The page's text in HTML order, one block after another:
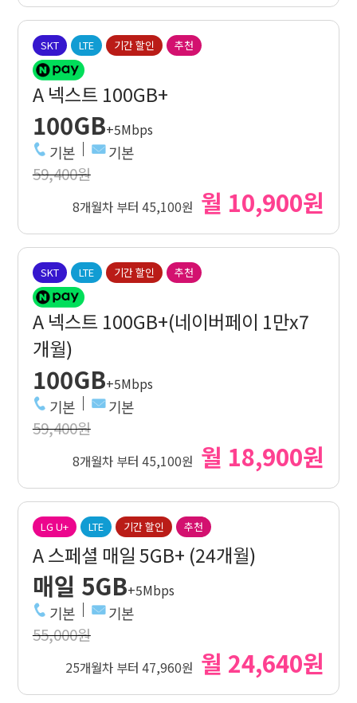
SKT LTE 기간 할인 추천
A 넥스트 100GB+
100GB+5Mbps
기본 기본
59,400원
8개월차 부터 45,100원 월 10,900원
SKT LTE 기간 할인 추천
A 넥스트 100GB+(네이버페이 1만x7
개월)
100GB+5Mbps
기본 기본
59,400원
8개월차 부터 45,100원 월 18,900원
LG U+ LTE 기간 할인 추천
A 스페셜 매일 5GB+ (24개월)
매일 5GB+5Mbps
기본 기본
55,000원
25개월차 부터 47,960원 월 24,640원